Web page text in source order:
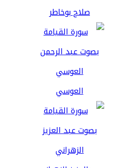
صلاح بوخاطر
العوسي